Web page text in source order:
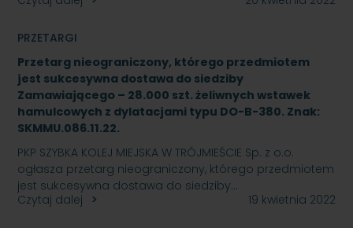
PRZETARGI
Przetarg nieograniczony, którego przedmiotem
jest sukcesywna dostawa do siedziby
Zamawiającego – 28.000 szt. żeliwnych wstawek
hamulcowych z dylatacjami typu DO-B-380. Znak:
SKMMU.086.11.22.
PKP SZYBKA KOLEJ MIEJSKA W TRÓJMIEŚCIE Sp. z o.o.
ogłasza przetarg nieograniczony, którego przedmiotem
jest sukcesywna dostawa do siedziby…
Czytaj dalej
19 kwietnia 2022